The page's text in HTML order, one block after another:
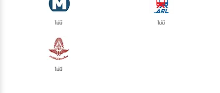
ไม่มี ไม่มี
ไม่มี